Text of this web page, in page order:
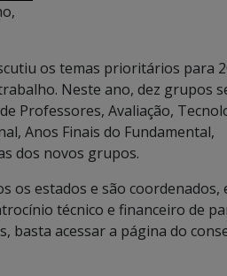
os temas prioritários para
Neste ano, dez grupos
Professores, Avaliação,
Anos Finais do Fundamental,
dos novos grupos.
os estados e são coordenados,
técnico e financeiro de
basta acessar a página do